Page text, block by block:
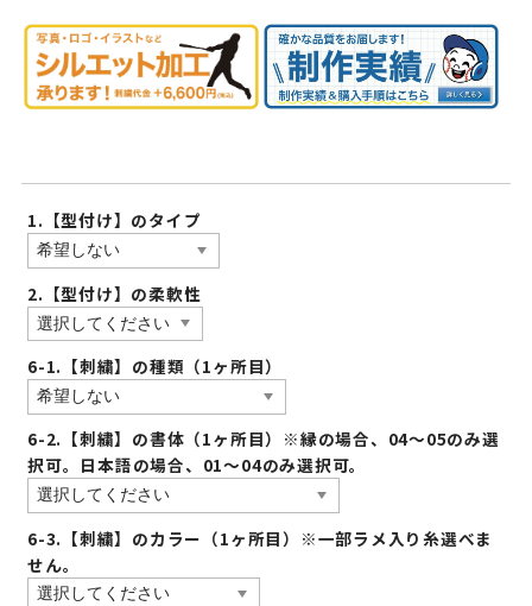
1.【型付け】のタイプ
2.【型付け】の柔軟性
6-1.【刺繍】の種類（1ヶ所目）
6-2.【刺繍】の書体（1ヶ所目）※縁の場合、04〜05のみ選
択可。日本語の場合、01〜04のみ選択可。
6-3.【刺繍】のカラー（1ヶ所目）※一部ラメ入り糸選べま
せん。